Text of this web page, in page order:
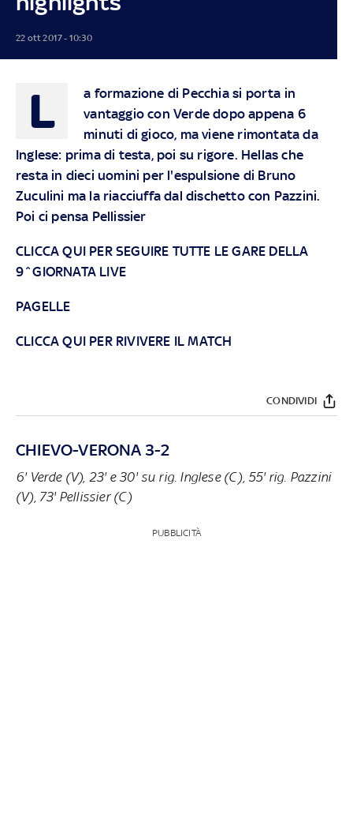
22 ott 2017 - 10:30
L
a formazione di Pecchia si porta in
vantaggio con Verde dopo appena 6
minuti di gioco, ma viene rimontata da
Inglese: prima di testa, poi su rigore. Hellas che
resta in dieci uomini per l'espulsione di Bruno
Zuculini ma la riacciuffa dal dischetto con Pazzini.
Poi ci pensa Pellissier
CLICCA QUI PER SEGUIRE TUTTE LE GARE DELLA
9^GIORNATA LIVE
PAGELLE
CLICCA QUI PER RIVIVERE IL MATCH
CONDIVIDI
CHIEVO-VERONA 3-2
6' Verde (V), 23' e 30' su rig. Inglese (C), 55' rig. Pazzini
(V), 73' Pellissier (C)
PUBBLICITÀ